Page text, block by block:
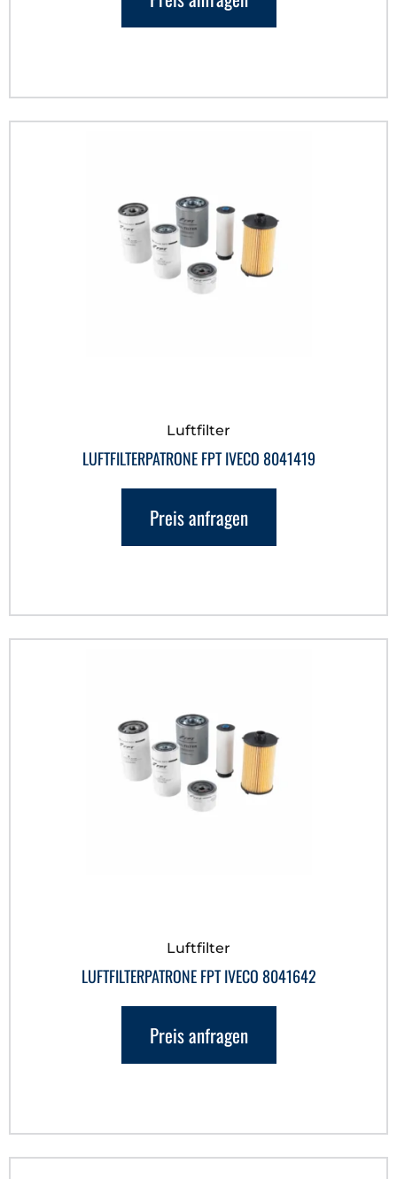
Luftfilter
LUFTFILTERPATRONE FPT IVECO 8041419
Preis anfragen
Luftfilter
LUFTFILTERPATRONE FPT IVECO 8041642
Preis anfragen